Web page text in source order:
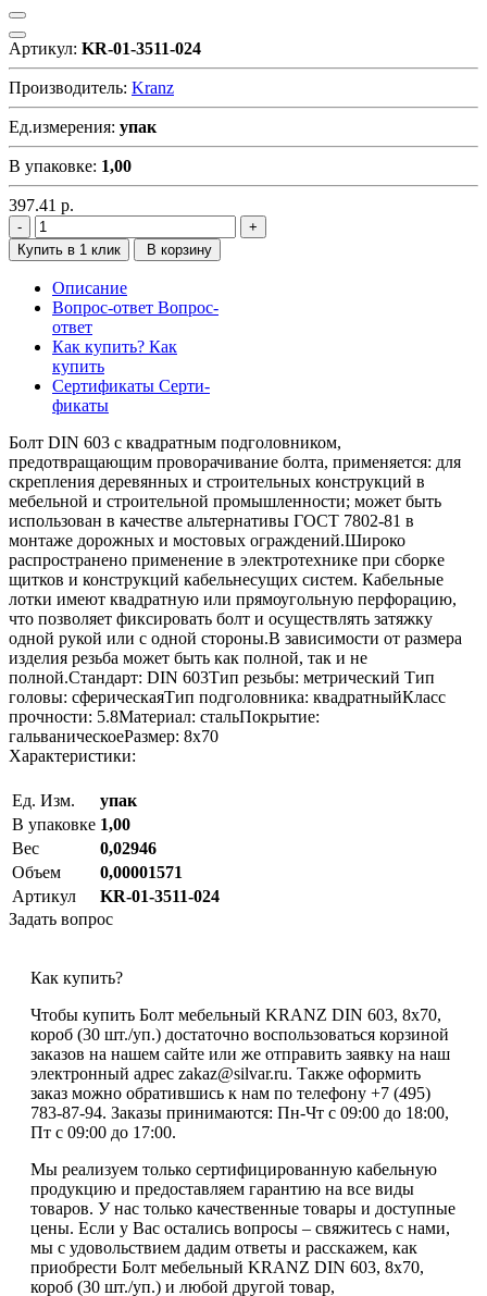
Артикул: KR-01-3511-024
Производитель: Kranz
Ед.измерения: упак
В упаковке: 1,00
397.41 р.
Купить в 1 клик В корзину
Описание
Вопрос-ответ Вопрос-
ответ
Как купить? Как
купить
Сертификаты Серти-
фикаты
Болт DIN 603 с квадратным подголовником,
предотвращающим проворачивание болта, применяется: для
скрепления деревянных и строительных конструкций в
мебельной и строительной промышленности; может быть
использован в качестве альтернативы ГОСТ 7802-81 в
монтаже дорожных и мостовых ограждений.Широко
распространено применение в электротехнике при сборке
щитков и конструкций кабельнесущих систем. Кабельные
лотки имеют квадратную или прямоугольную перфорацию,
что позволяет фиксировать болт и осуществлять затяжку
одной рукой или с одной стороны.В зависимости от размера
изделия резьба может быть как полной, так и не
полной.Стандарт: DIN 603Тип резьбы: метрический Тип
головы: сферическаяТип подголовника: квадратныйКласс
прочности: 5.8Материал: стальПокрытие:
гальваническоеРазмер: 8х70
Характеристики:
Ед. Изм.
упак
В упаковке 1,00
Вес
0,02946
Объем
0,00001571
Артикул
KR-01-3511-024
Задать вопрос
Как купить?
Чтобы купить Болт мебельный KRANZ DIN 603, 8х70,
короб (30 шт./уп.) достаточно воспользоваться корзиной
заказов на нашем сайте или же отправить заявку на наш
электронный адрес zakaz@silvar.ru. Также оформить
заказ можно обратившись к нам по телефону +7 (495)
783-87-94. Заказы принимаются: Пн-Чт с 09:00 до 18:00,
Пт с 09:00 до 17:00.
Мы реализуем только сертифицированную кабельную
продукцию и предоставляем гарантию на все виды
товаров. У нас только качественные товары и доступные
цены. Если у Вас остались вопросы – свяжитесь с нами,
мы с удовольствием дадим ответы и расскажем, как
приобрести Болт мебельный KRANZ DIN 603, 8х70,
короб (30 шт./уп.) и любой другой товар,